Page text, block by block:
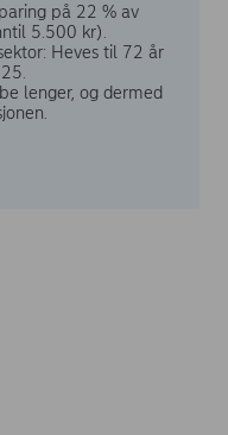
på 22 % av
5.500 kr).
Heves til 72 år
lenger, og dermed